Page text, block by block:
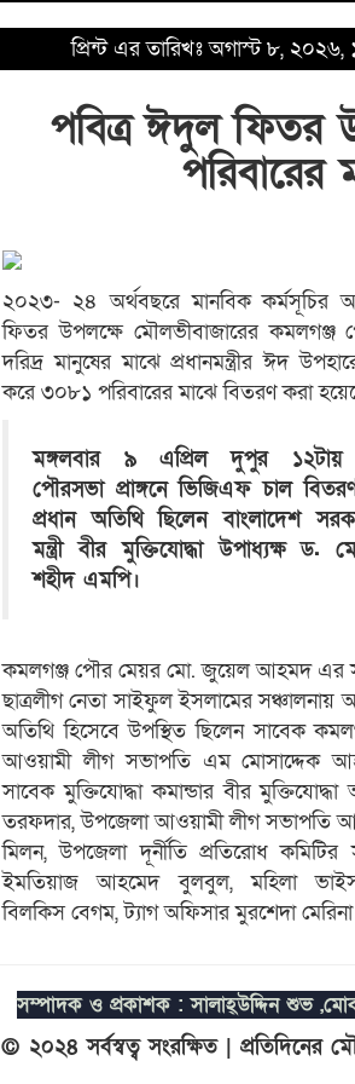
প্রিন্ট এর তারিখঃ অগাস্ট ৮,
পবিত্র ঈদুল ফিতর
পরিবারের
২০২৩- ২৪ অর্থবছরে মানবিক
ফিতর উপলক্ষে মৌলভীবাজারের কমলগঞ্জ
দরিদ্র মানুষের মাঝে প্রধানমন্ত্রীর ঈদ
করে ৩০৮১ পরিবারের মাঝে বিতরণ করা
মঙ্গলবার ৯ এপ্রিল দুপুর ১২টায়
পৌরসভা প্রাঙ্গনে ভিজিএফ চাল
প্রধান অতিথি ছিলেন বাংলাদেশ
মন্ত্রী বীর মুক্তিযোদ্ধা উপাধ্যক্ষ ড.
শহীদ এমপি।
কমলগঞ্জ পৌর মেয়র মো. জুয়েল আহমদ এর
ছাত্রলীগ নেতা সাইফুল ইসলামের সঞ্চালনায়
অতিথি হিসেবে উপস্থিত ছিলেন সাবেক
আওয়ামী লীগ সভাপতি এম মোসাদ্দেক
সাবেক মুক্তিযোদ্ধা কমান্ডার বীর
তরফদার, উপজেলা আওয়ামী লীগ সভাপতি
মিলন, উপজেলা দূর্নীতি প্রতিরোধ
ইমতিয়াজ আহমেদ বুলবুল, মহিলা ভাইস
বিলকিস বেগম, ট্যাগ অফিসার মুরশেদা
সম্পাদক ও প্রকাশক : সালাহ্উদ্দিন শুভ ,
© ২০২৪ সর্বস্বত্ব সংরক্ষিত |